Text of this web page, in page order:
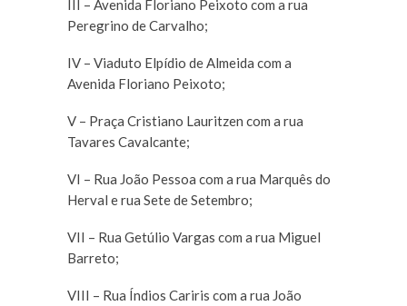
III – Avenida Floriano Peixoto com a rua
Peregrino de Carvalho;
IV – Viaduto Elpídio de Almeida com a
Avenida Floriano Peixoto;
V – Praça Cristiano Lauritzen com a rua
Tavares Cavalcante;
VI – Rua João Pessoa com a rua Marquês do
Herval e rua Sete de Setembro;
VII – Rua Getúlio Vargas com a rua Miguel
Barreto;
VIII – Rua Índios Cariris com a rua João